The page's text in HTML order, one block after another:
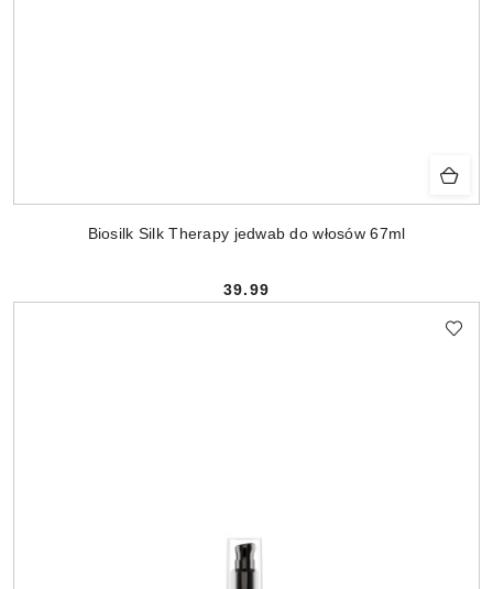
Biosilk Silk Therapy jedwab do włosów 67ml
Cena:
39.99